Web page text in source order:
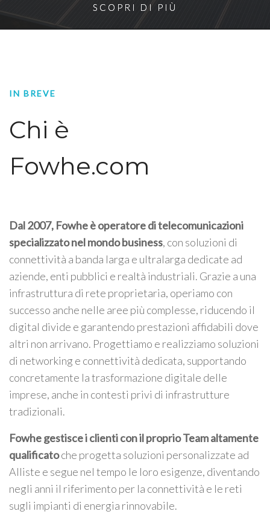
SCOPRI DI PIÙ
SCOPRI DI PIÙ
IN BREVE
Chi è
Fowhe.com
Dal 2007, Fowhe è operatore di telecomunicazioni
specializzato nel mondo business, con soluzioni di
connettività a banda larga e ultralarga dedicate ad
aziende, enti pubblici e realtà industriali. Grazie a una
infrastruttura di rete proprietaria, operiamo con
successo anche nelle aree più complesse, riducendo il
digital divide e garantendo prestazioni affidabili dove
altri non arrivano. Progettiamo e realizziamo soluzioni
di networking e connettività dedicata, supportando
concretamente la trasformazione digitale delle
imprese, anche in contesti privi di infrastrutture
tradizionali.
Fowhe gestisce i clienti con il proprio Team altamente
qualificatoche progetta soluzioni personalizzate ad
Alliste e segue nel tempo le loro esigenze, diventando
negli anni il riferimento per la connettività e le reti
sugli impianti di energia rinnovabile.